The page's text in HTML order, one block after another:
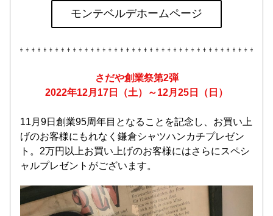
モンテベルデホームページ
さだや創業祭第2弾
2022年12月17日（土）～12月25日（日）
11月9日創業95周年目となることを記念し、お買い上
げのお客様にもれなく鎌倉シャツハンカチプレゼン
ト。2万円以上お買い上げのお客様にはさらにスペシ
ャルプレゼントがございます。